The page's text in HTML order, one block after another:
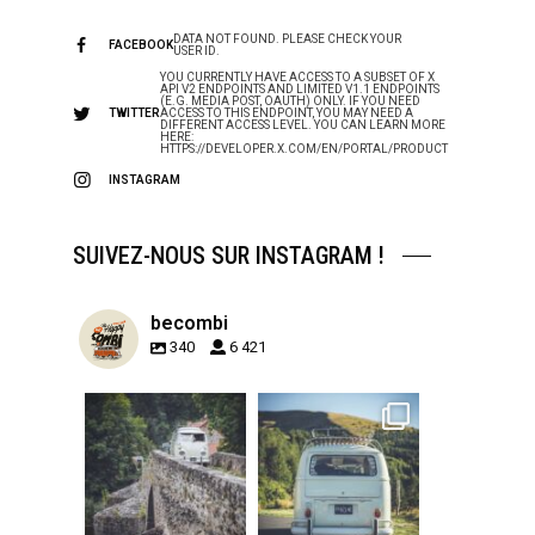
FACEBOOKDATA NOT FOUND. PLEASE CHECK YOUR
USER ID.
TWITTER
YOU CURRENTLY HAVE ACCESS TO A SUBSET OF X
API V2 ENDPOINTS AND LIMITED V1.1 ENDPOINTS
(E.G. MEDIA POST, OAUTH) ONLY. IF YOU NEED
ACCESS TO THIS ENDPOINT, YOU MAY NEED A
DIFFERENT ACCESS LEVEL. YOU CAN LEARN MORE
HERE:
HTTPS://DEVELOPER.X.COM/EN/PORTAL/PRODUCT
INSTAGRAM
SUIVEZ-NOUS SUR INSTAGRAM !
becombi
340 6 421
becombi
Sep 15
becombi
Sep 12